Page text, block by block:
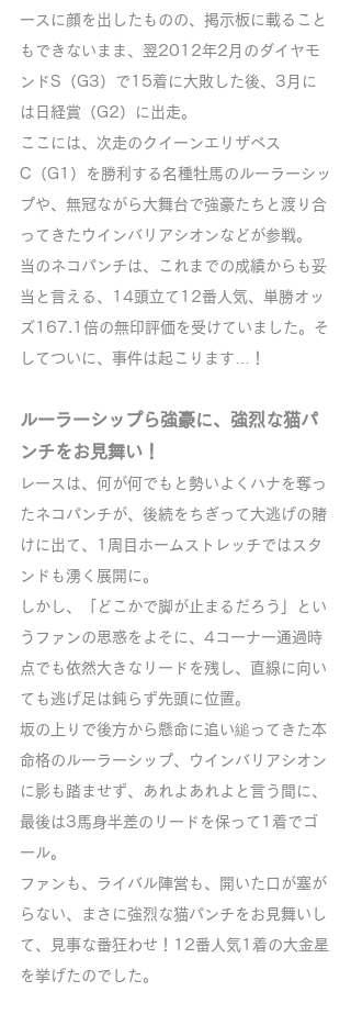
ースに顔を出したものの、掲示板に載ること
もできないまま、翌2012年2月のダイヤモ
ンドS（G3）で15着に大敗した後、3月に
は日経賞（G2）に出走。
ここには、次走のクイーンエリザベス
C（G1）を勝利する名種牡馬のルーラーシッ
プや、無冠ながら大舞台で強豪たちと渡り合
ってきたウインバリアシオンなどが参戦。
当のネコパンチは、これまでの成績からも妥
当と言える、14頭立て12番人気、単勝オッ
ズ167.1倍の無印評価を受けていました。そ
してついに、事件は起こります…！
ルーラーシップら強豪に、強烈な猫パ
ンチをお見舞い！
レースは、何が何でもと勢いよくハナを奪っ
たネコパンチが、後続をちぎって大逃げの賭
けに出て、1周目ホームストレッチではスタ
ンドも湧く展開に。
しかし、「どこかで脚が止まるだろう」とい
うファンの思惑をよそに、4コーナー通過時
点でも依然大きなリードを残し、直線に向い
ても逃げ足は鈍らず先頭に位置。
坂の上りで後方から懸命に追い縋ってきた本
命格のルーラーシップ、ウインバリアシオン
に影も踏ませず、あれよあれよと言う間に、
最後は3馬身半差のリードを保って1着でゴ
ール。
ファンも、ライバル陣営も、開いた口が塞が
らない、まさに強烈な猫パンチをお見舞いし
て、見事な番狂わせ！12番人気1着の大金星
を挙げたのでした。